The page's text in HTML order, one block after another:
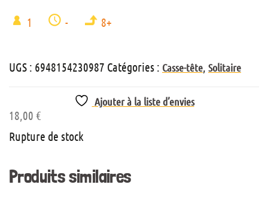
1 - 8+
UGS : 6948154230987 Catégories : Casse-tête, Solitaire
Ajouter à la liste d’envies
18,00 €
Rupture de stock
Produits similaires